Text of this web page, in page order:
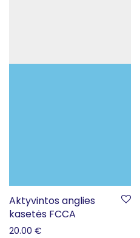
Aktyvintos anglies
kasetės FCCA
20.00 €